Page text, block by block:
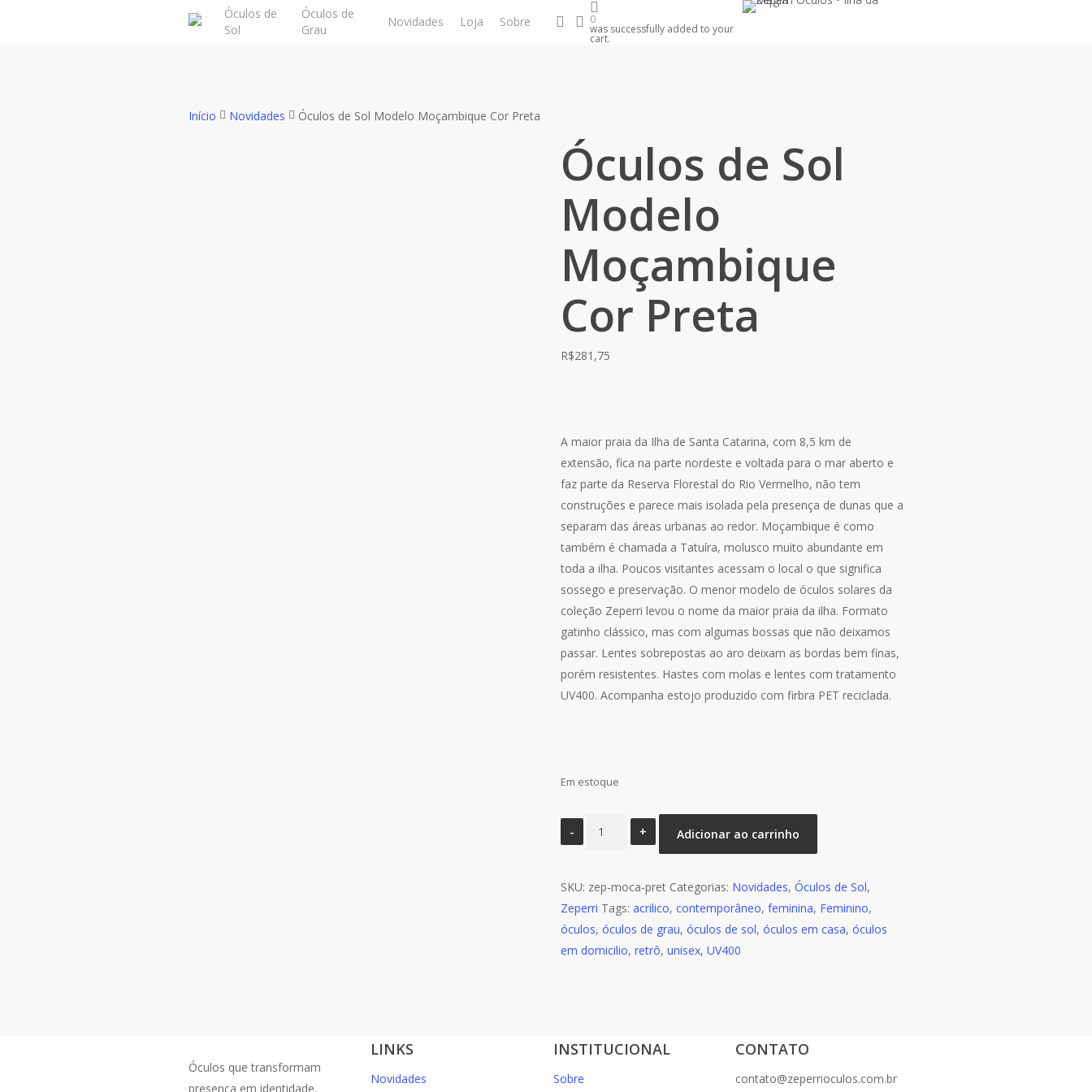
Óculos de
Sol
Óculos de
Grau
Novidades Loja Sobre searchaccount
0
was successfully added to your
cart.
Início Novidades Óculos de Sol Modelo Moçambique Cor Preta
Óculos de Sol
Modelo
Moçambique
Cor Preta
R$281,75
A maior praia da Ilha de Santa Catarina, com 8,5 km de
extensão, fica na parte nordeste e voltada para o mar aberto e
faz parte da Reserva Florestal do Rio Vermelho, não tem
construções e parece mais isolada pela presença de dunas que a
separam das áreas urbanas ao redor. Moçambique é como
também é chamada a Tatuíra, molusco muito abundante em
toda a ilha. Poucos visitantes acessam o local o que significa
sossego e preservação. O menor modelo de óculos solares da
coleção Zeperri levou o nome da maior praia da ilha. Formato
gatinho clássico, mas com algumas bossas que não deixamos
passar. Lentes sobrepostas ao aro deixam as bordas bem finas,
porém resistentes. Hastes com molas e lentes com tratamento
UV400. Acompanha estojo produzido com firbra PET reciclada.
Em estoque
Modelo
Moçambique
Cor
Preta
Adicionar ao carrinho
SKU: zep-moca-pret Categorias: Novidades, Óculos de Sol,
Zeperri Tags: acrilico, contemporâneo, feminina, Feminino,
óculos, óculos de grau, óculos de sol, óculos em casa, óculos
em domicilio, retrô, unisex, UV400
Óculos que transformam
presença em identidade.
LINKS
Novidades
INSTITUCIONAL
Sobre
CONTATO
contato@zeperrioculos.com.br